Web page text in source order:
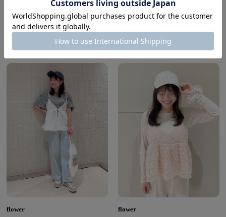
ルミネエスト新宿店
藤原 ( Spring | Wave )
flower
ルミネエスト新宿店
藤原 ( Spring | Wave )
155cm
flower flower